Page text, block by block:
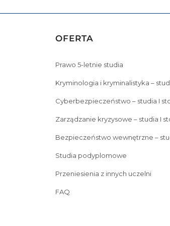
OFERTA
Prawo 5-letnie studia
Kryminologia i kryminalistyka –
Cyberbezpieczeństwo – studia I
Zarządzanie kryzysowe – studia I
Bezpieczeństwo wewnętrzne –
Studia podyplomowe
Przeniesienia z innych uczelni
FAQ